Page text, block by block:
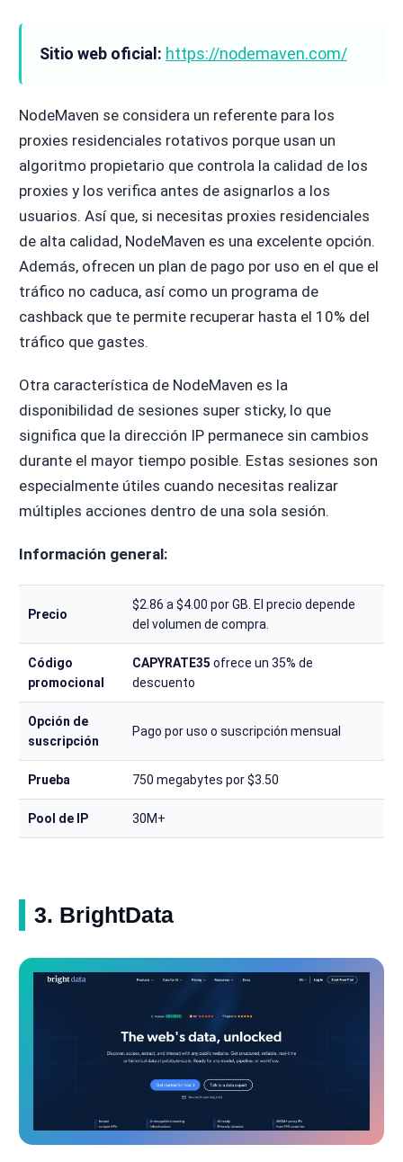
Sitio web oficial: https://nodemaven.com/
NodeMaven se considera un referente para los
proxies residenciales rotativos porque usan un
algoritmo propietario que controla la calidad de los
proxies y los verifica antes de asignarlos a los
usuarios. Así que, si necesitas proxies residenciales
de alta calidad, NodeMaven es una excelente opción.
Además, ofrecen un plan de pago por uso en el que el
tráfico no caduca, así como un programa de
cashback que te permite recuperar hasta el 10% del
tráfico que gastes.
Otra característica de NodeMaven es la
disponibilidad de sesiones super sticky, lo que
significa que la dirección IP permanece sin cambios
durante el mayor tiempo posible. Estas sesiones son
especialmente útiles cuando necesitas realizar
múltiples acciones dentro de una sola sesión.
Información general:
Precio
$2.86 a $4.00 por GB. El precio depende
del volumen de compra.
Código
promocional
CAPYRATE35ofrece un 35% de
descuento
Opción de
suscripción
Pago por uso o suscripción mensual
Prueba 750 megabytes por $3.50
Pool de IP 30M+
3. BrightData